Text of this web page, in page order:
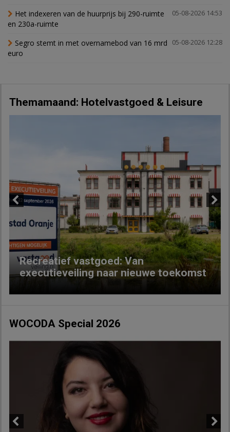
05-08-2026 14:53
Het indexeren van de huurprijs bij 290-ruimte
en 230a-ruimte
05-08-2026 12:28
Segro stemt in met overnamebod van 16 mrd
euro
Themamaand: Hotelvastgoed & Leisure
Recreatief vastgoed: Van
executieveiling naar nieuwe toekomst
Next
WOCODA Special 2026